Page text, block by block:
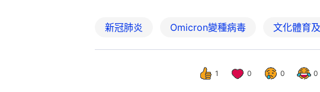
新冠肺炎 Omicron變種病毒 文化體育
1 0 0 0